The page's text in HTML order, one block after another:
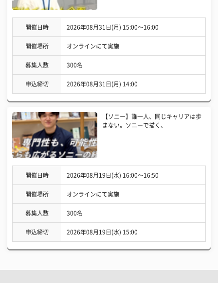
開催日時 2026年08月31日(月) 15:00〜16:00
開催場所 オンラインにて実施
募集人数 300名
申込締切 2026年08月31日(月) 14:00
【ソニー】誰一人、同じキャリアは歩
まない。ソニーで描く、
開催日時 2026年08月19日(水) 16:00〜16:50
開催場所 オンラインにて実施
募集人数 300名
申込締切 2026年08月19日(水) 15:00